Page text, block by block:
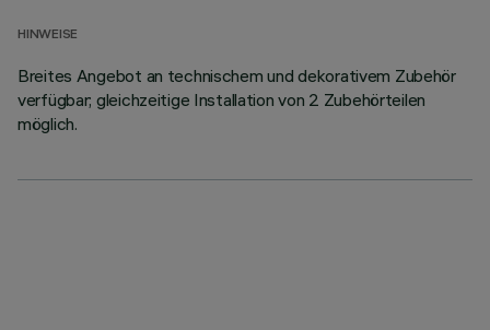
HINWEISE
Breites Angebot an technischem und dekorativem Zubehör
verfügbar; gleichzeitige Installation von 2 Zubehörteilen
möglich.